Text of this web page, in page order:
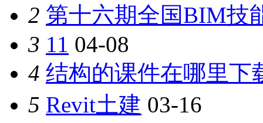
2 第十六期全国BIM技
3 11 04-08
4 结构的课件在哪里下
5 Revit土建 03-16